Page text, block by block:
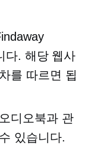
다. 해당 웹사
를 따르면 됩
디오북과 관
있습니다.